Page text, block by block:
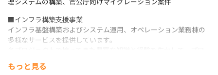
■インフラ構築支援事業
インフラ基盤構築およびシステム運用、オペレーション業務棟の
多様なサービスを提供しています。
客様へご提案させていただきます。
もっと見る